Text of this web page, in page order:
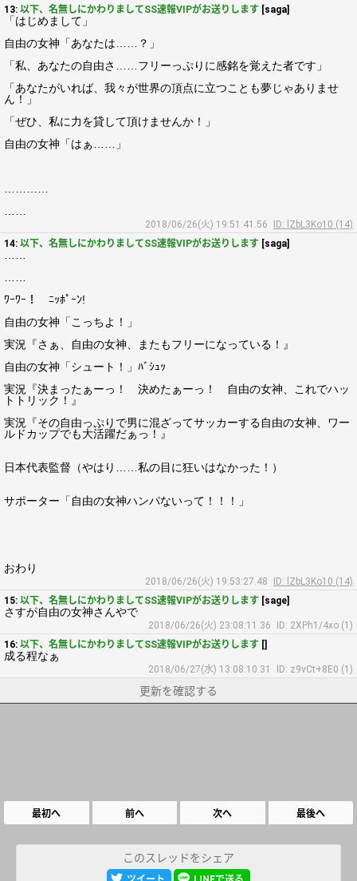
13: 以下、名無しにかわりましてSS速報VIPがお送りします [saga]
「はじめまして」
自由の女神「あなたは……？」
「私、あなたの自由さ……フリーっぷりに感銘を覚えた者です」
「あなたがいれば、我々が世界の頂点に立つことも夢じゃありませ
ん！」
「ぜひ、私に力を貸して頂けませんか！」
自由の女神「はぁ……」
2018/06/26(火) 19:51:41.56
ID: lZbL3Ko10 (14)
14: 以下、名無しにかわりましてSS速報VIPがお送りします [saga]
ﾜｰﾜｰ！ ﾆｯﾎﾟｰﾝ!
自由の女神「こっちよ！」
実況『さぁ、自由の女神、またもフリーになっている！』
自由の女神「シュート！」ﾊﾞｼｭｯ
実況『決まったぁーっ！ 決めたぁーっ！ 自由の女神、これでハッ
トトリック！』
実況『その自由っぷりで男に混ざってサッカーする自由の女神、ワー
ルドカップでも大活躍だぁっ！』
日本代表監督（やはり……私の目に狂いはなかった！）
サポーター「自由の女神ハンパないって！！！」
おわり
2018/06/26(火) 19:53:27.48
ID: lZbL3Ko10 (14)
15: 以下、名無しにかわりましてSS速報VIPがお送りします [sage]
さすが自由の女神さんやで
2018/06/26(火) 23:08:11.36
ID: 2XPh1/4xo (1)
16: 以下、名無しにかわりましてSS速報VIPがお送りします []
成る程なぁ
2018/06/27(水) 13:08:10.31 ID: z9vCt+8E0 (1)
更新を確認する
最初へ 前へ 次へ 最後へ
このスレッドをシェア